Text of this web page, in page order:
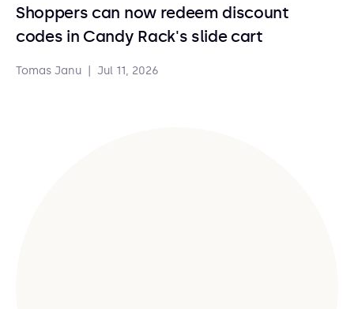
Shoppers can now redeem discount
codes in Candy Rack's slide cart
Tomas Janu Jul 11, 2026